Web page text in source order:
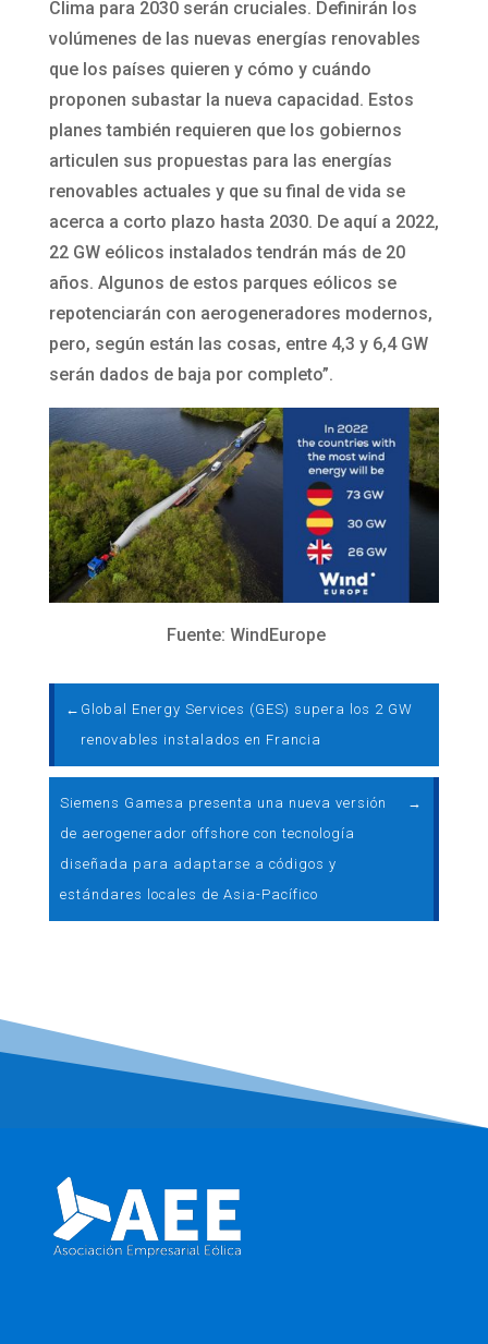
Clima para 2030 serán cruciales. Definirán los
volúmenes de las nuevas energías renovables
que los países quieren y cómo y cuándo
proponen subastar la nueva capacidad. Estos
planes también requieren que los gobiernos
articulen sus propuestas para las energías
renovables actuales y que su final de vida se
acerca a corto plazo hasta 2030. De aquí a 2022,
22 GW eólicos instalados tendrán más de 20
años. Algunos de estos parques eólicos se
repotenciarán con aerogeneradores modernos,
pero, según están las cosas, entre 4,3 y 6,4 GW
serán dados de baja por completo”.
Fuente: WindEurope
← Global Energy Services (GES) supera los 2 GW
renovables instalados en Francia
Siemens Gamesa presenta una nueva versión
de aerogenerador offshore con tecnología
diseñada para adaptarse a códigos y
estándares locales de Asia-Pacífico
→